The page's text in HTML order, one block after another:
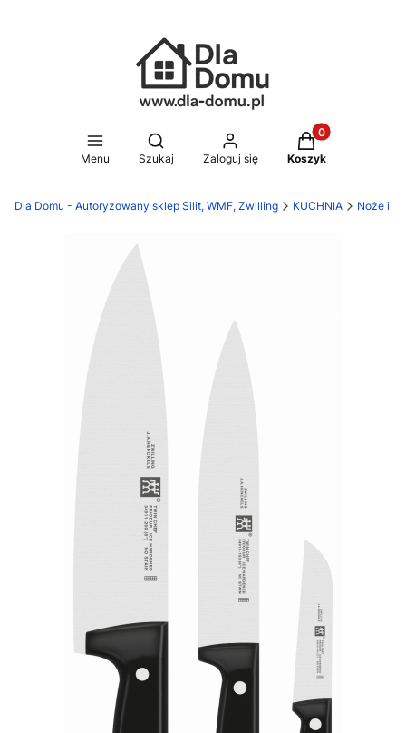
Menu
Otwórz wyszukiwarkę
Szukaj Zaloguj się
Produkty w
Koszyk
Dla Domu - Autoryzowany sklep Silit, WMF, Zwilling KUCHNIA Noże i